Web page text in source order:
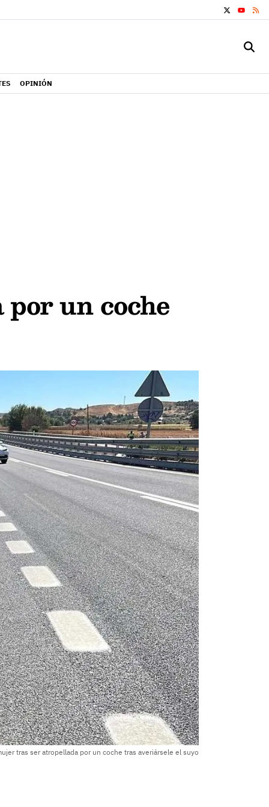
YOUTUBE
OPINIÓN
un coche
tras ser atropellada por un coche tras averiársele el suyo